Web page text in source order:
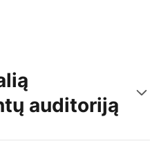
auditoriją